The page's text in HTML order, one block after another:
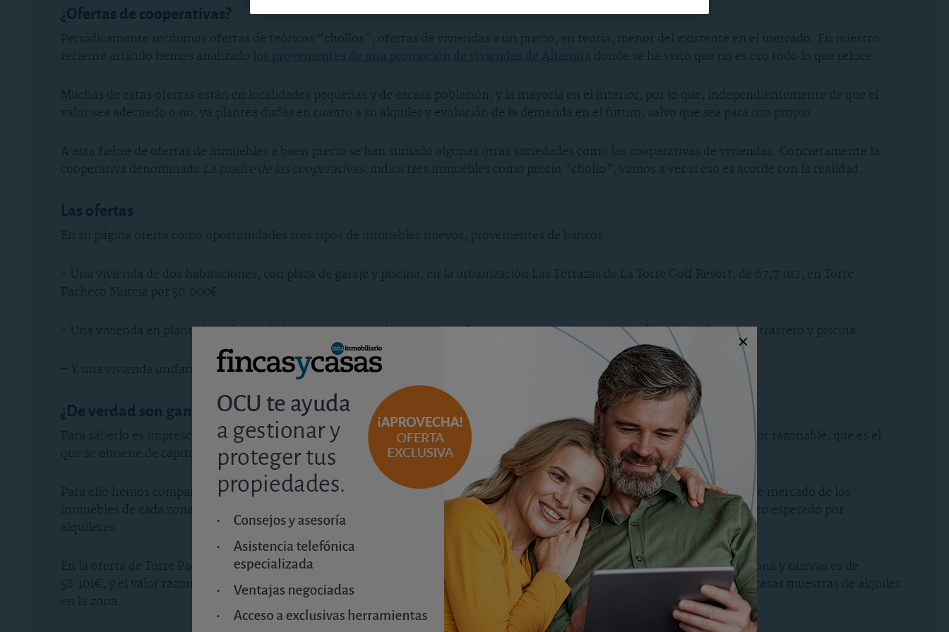
¿Ofertas de cooperativas?
Periódicamente recibimos ofertas de teóricos “chollos”, ofertas de viviendas a un precio, en teoría, menor del existente en el mercado. En nuestro
reciente artículo hemos analizado los provenientes de una promoción de viviendas de Altamira donde se ha visto que no es oro todo lo que reluce.
Muchas de estas ofertas están en localidades pequeñas y de escasa población, y la mayoría en el interior, por lo que, independientemente de que el
valor sea adecuado o no, ya plantea dudas en cuanto a su alquiler y evolución de la demanda en el futuro, salvo que sea para uso propio.
A esta fiebre de ofertas de inmuebles a buen precio se han sumado algunas otras sociedades como las cooperativas de viviendas. Concretamente la
cooperativa denominada La madre de las cooperativas , indica tres inmuebles como precio “chollo”, vamos a ver si eso es acorde con la realidad.
Las ofertas
En su página oferta como oportunidades tres tipos de inmuebles nuevos, provenientes de bancos:
- Una vivienda de dos habitaciones, con plaza de garaje y piscina, en la urbanización Las Terrazas de La Torre Golf Resort, de 67,7 m2, en Torre
Pacheco Murcia por 50.000€.
- Una vivienda en planta baja de tres habitaciones en Alcalá de Henares de 122,49 m2 por 231.000€, con dos plazas de garaje, trastero y piscina.
- Y una vivienda unifamiliar de tres habitaciones, 187,3 m2 y piscina privada, en Corvera, Murcia, por 295.000€.
¿De verdad son gangas?
Para saberlo es imprescindible realizar un estudio de mercado de la zona en que se ubican las ofertas y también calcular el valor razonable, que es el
que se obtiene de capitalizar los alquileres de la zona.
Para ello hemos comparado el precio con descuento de las viviendas ofertadas por la cooperativa con el precio medio actual de mercado de los
inmuebles de cada zona y el valor que nosotros estimamos como razonable para un inversor, obtenido a partir del rendimiento esperado por
alquileres.
En la oferta de Torre Pacheco hemos encontrado que el valor medio de mercado para viviendas similares en superficie en la zona y nuevas es de
58.101€, y el valor razonable, el que se obtiene por el rendimiento de los alquileres, de 62.260€ aunque se han encontrado escasas muestras de alquiler
en la zona.